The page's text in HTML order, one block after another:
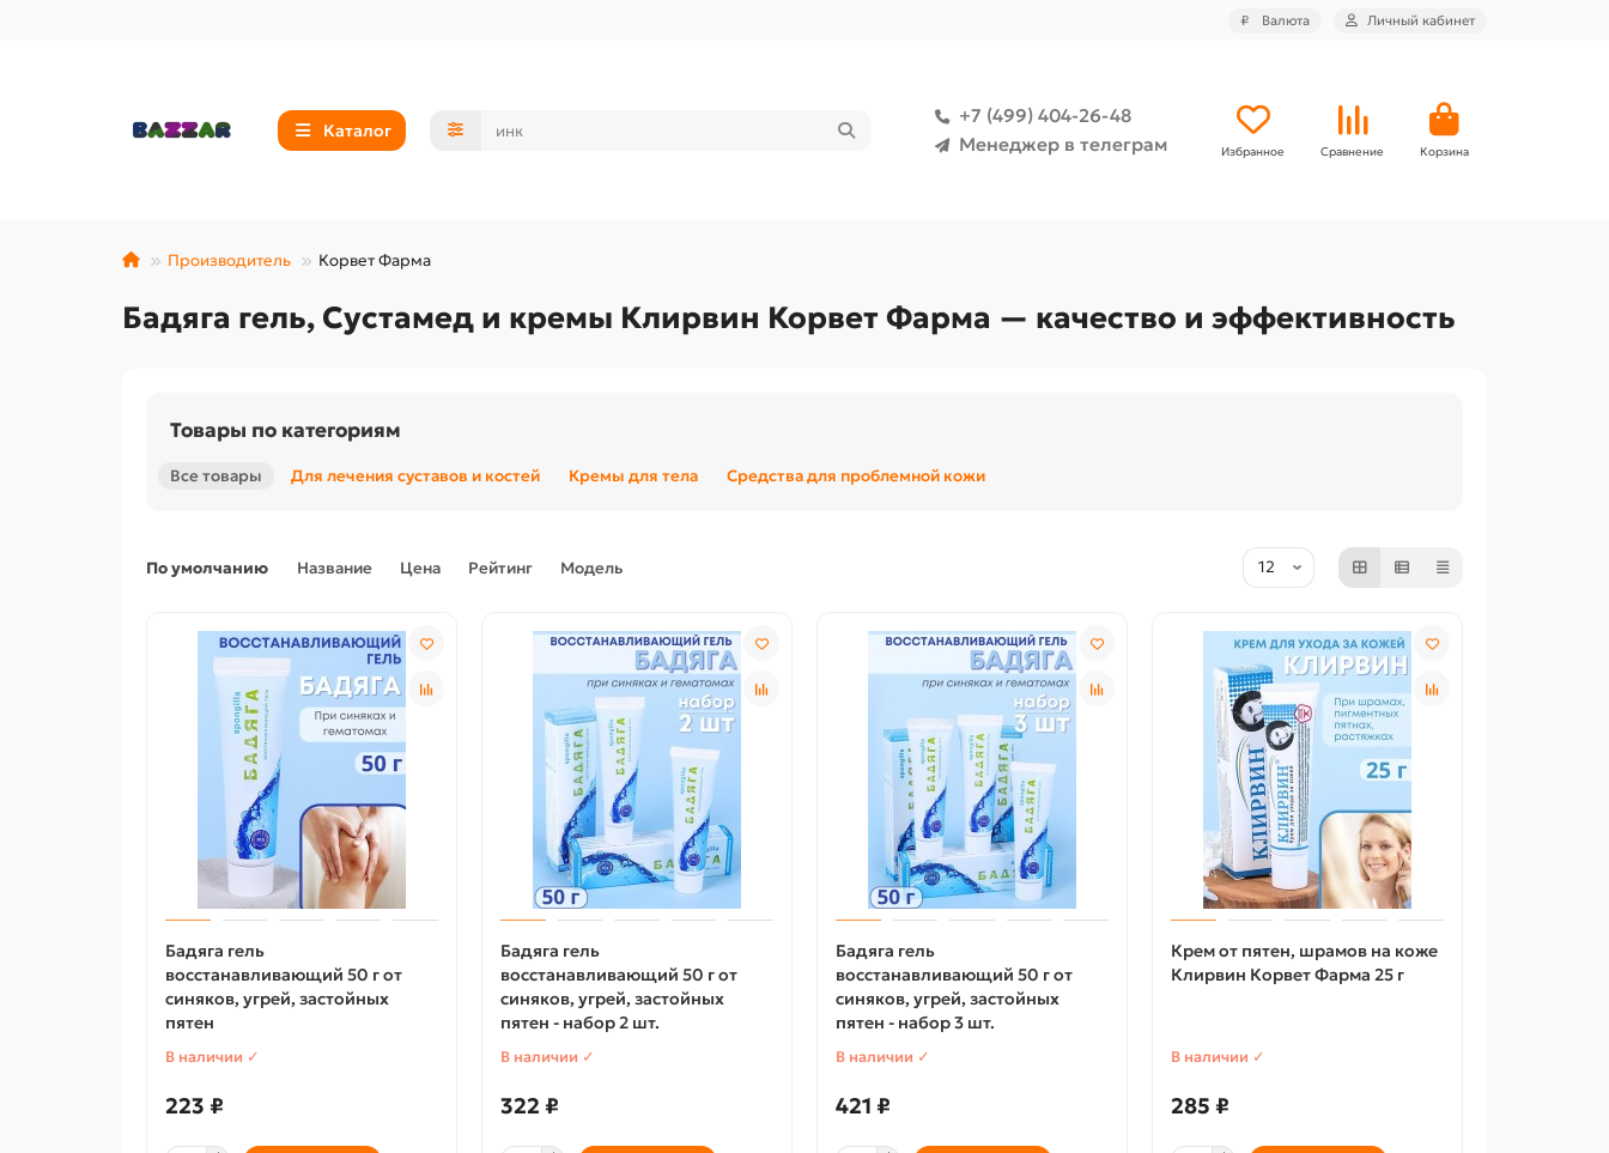
₽ Валюта Личный кабинет
Каталог
+7 (499) 404-26-48
Менеджер в телеграм
Избранное Сравнение Корзина
Производитель Корвет Фарма
Бадяга гель, Сустамед и кремы Клирвин Корвет Фарма — качество и эффективность
Товары по категориям
Все товары Для лечения суставов и костей Кремы для тела Средства для проблемной кожи
По умолчанию Название Цена Рейтинг Модель
Бадяга гель
восстанавливающий 50 г от
синяков, угрей, застойных
пятен
В наличии ✓
223 ₽
Бадяга гель
восстанавливающий 50 г от
синяков, угрей, застойных
пятен - набор 2 шт.
В наличии ✓
322 ₽
Бадяга гель
восстанавливающий 50 г от
синяков, угрей, застойных
пятен - набор 3 шт.
В наличии ✓
421 ₽
Крем от пятен, шрамов на коже
Клирвин Корвет Фарма 25 г
В наличии ✓
285 ₽